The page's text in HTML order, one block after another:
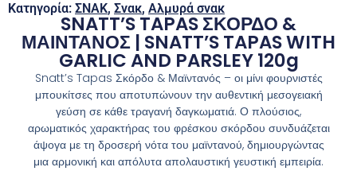
Κατηγορία: ΣΝΑΚ, Σνακ, Αλμυρά σνακ
SNATT’S TAPAS ΣΚΟΡΔΟ &
ΜΑΙΝΤΑΝΟΣ | SNATT’S TAPAS WITH
GARLIC AND PARSLEY 120g
Snatt’s Tapas Σκόρδο & Μαϊντανός – οι μίνι φουρνιστές
μπουκίτσες που αποτυπώνουν την αυθεντική μεσογειακή
γεύση σε κάθε τραγανή δαγκωματιά. Ο πλούσιος,
αρωματικός χαρακτήρας του φρέσκου σκόρδου συνδυάζεται
άψογα με τη δροσερή νότα του μαϊντανού, δημιουργώντας
μια αρμονική και απόλυτα απολαυστική γευστική εμπειρία.